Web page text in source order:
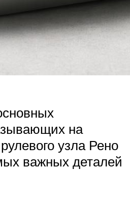
на
узла Рено
важных деталей